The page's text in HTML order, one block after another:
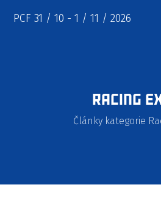
PCF 31 / 10 - 1 / 11 / 2026
Racing
Články kategorie